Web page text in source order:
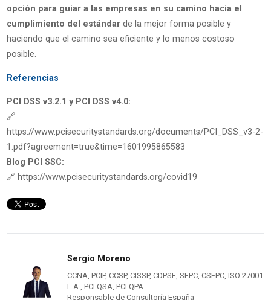
opción para guiar a las empresas en su camino hacia el
cumplimiento del estándarde la mejor forma posible y
haciendo que el camino sea eficiente y lo menos costoso
posible.
Referencias
PCI DSS v3.2.1 y PCI DSS v4.0:
🔗
https://www.pcisecuritystandards.org/documents/PCI_DSS_v3-2-
1.pdf?agreement=true&time=1601995865583
Blog PCI SSC:
🔗 https://www.pcisecuritystandards.org/covid19
Sergio Moreno
CCNA, PCIP, CCSP, CISSP, CDPSE, SFPC, CSFPC, ISO 27001
L.A., PCI QSA, PCI QPA
Responsable de Consultoría España